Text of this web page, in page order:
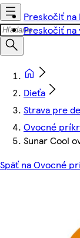
Preskočiť na
Preskočiť na
Dieťa
Strava pre
Ovocné
Sunar Cool
Späť na Ovocné